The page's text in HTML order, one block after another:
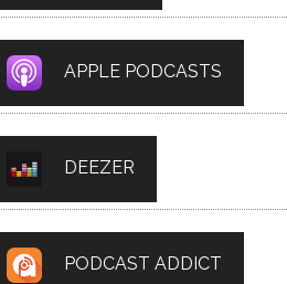
APPLE PODCASTS
DEEZER
PODCAST ADDICT